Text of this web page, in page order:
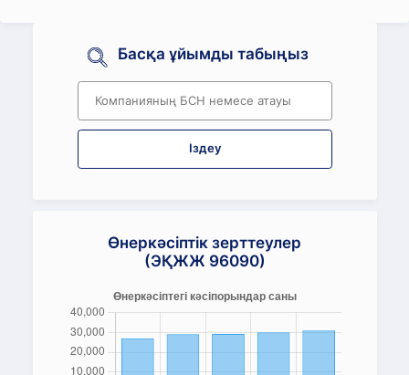
Басқа ұйымды табыңыз
Іздеу
Өнеркәсіптік зерттеулер
(ЭҚЖЖ 96090)